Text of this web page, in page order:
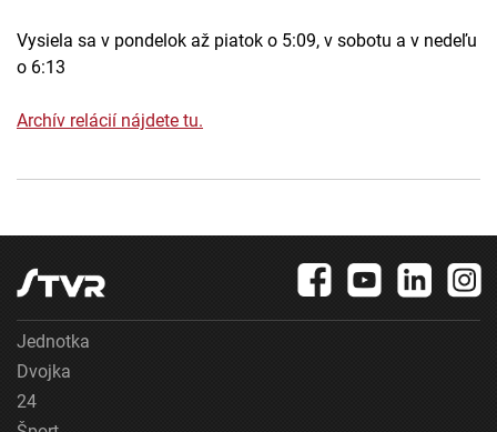
Vysiela sa v pondelok až piatok o 5:09, v sobotu a v nedeľu
o 6:13
Archív relácií nájdete tu.
Jednotka
Dvojka
24